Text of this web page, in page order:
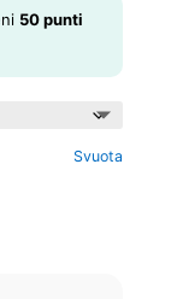
50punti
Svuota